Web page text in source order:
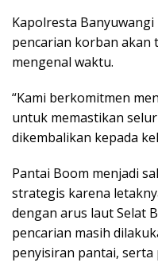
Kapolresta
pencarian korban akan
mengenal waktu.
“Kami berkomitmen
untuk memastikan
dikembalikan kepada
Pantai Boom menjadi
strategis karena
dengan arus laut Selat
pencarian masih
penyisiran pantai, serta